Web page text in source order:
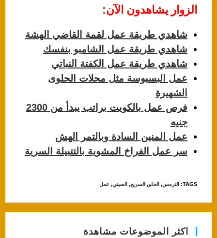
c
e
b
o
o
k
at
s
A
p
p
الزوار يشاهدون الآن:
شاهدي طريقة عمل لقمة القاضي الهشة
شاهدي طريقة عمل الشامبو بنفسك
شاهدي طريقة عمل الكفتة النباتي
عمل البسبوسة مثل محلات الحلوى
الشهيرة
فرص عمل بالكويت براتب يبدأ من 2300
جنيه
عمل المنين السادة وبالتمر الهش
سر عمل الفراخ المشوية بالتتبيلة السرية
TAGS
: الترمس, الحلو, السريع, الصيني, عمل
اكثر الموضوعات مشاهدة